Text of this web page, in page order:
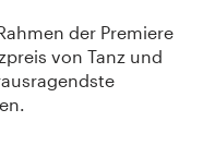
der Premiere
von Tanz und